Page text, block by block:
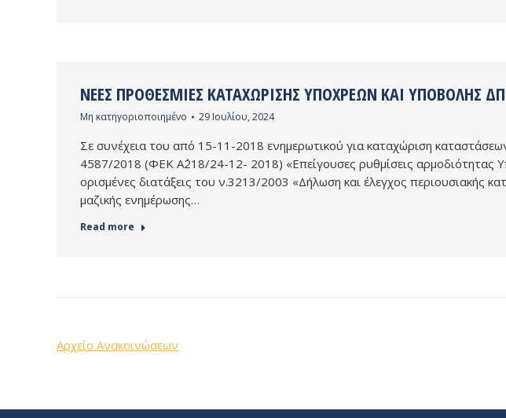
ΝΈΕΣ ΠΡΟΘΕΣΜΊΕΣ ΚΑΤΑΧΏΡΙΣΗΣ ΥΠΌΧΡΕΩΝ ΚΑΙ ΥΠΟΒΟΛΉΣ
Μη κατηγοριοποιημένο 29 Ιουλίου, 2024
Σε συνέχεια του από 15-11-2018 ενημερωτικού για καταχώριση
4587/2018 (ΦΕΚ Α΄218/24-12- 2018) «Επείγουσες ρυθμίσεις αρμοδιότητας
ορισμένες διατάξεις του ν.3213/2003 «Δήλωση και έλεγχος περιουσιακής
μαζικής ενημέρωσης…
Read more
Αρχείο Ανακοινώσεων